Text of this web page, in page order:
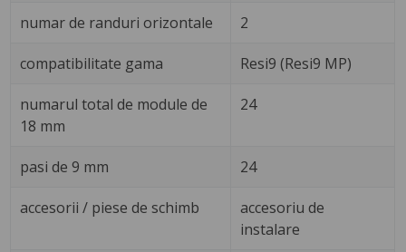
numar de randuri orizontale 2
compatibilitate gama Resi9 (Resi9 MP)
numarul total de module de
18 mm
24
pasi de 9 mm 24
accesorii / piese de schimb
accesoriu de
instalare